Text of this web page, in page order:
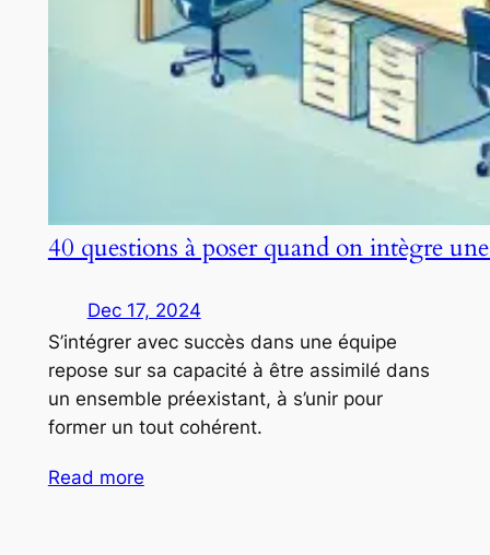
40 questions à poser quand on intègre
Dec 17, 2024
S’intégrer avec succès dans une équipe
repose sur sa capacité à être assimilé dans
un ensemble préexistant, à s’unir pour
former un tout cohérent.
Read more